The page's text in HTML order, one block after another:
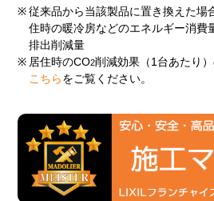
※ 従来品から当該製品に置き換えた場
住時の暖冷房などのエネルギー消費
排出削減量
※ 居住時のCO2削減効果（1台あたり
こちら をご覧ください。